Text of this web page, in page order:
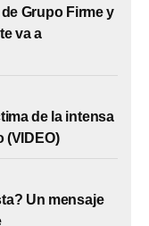
Grupo Firme y
va a
de la intensa
(VIDEO)
Un mensaje